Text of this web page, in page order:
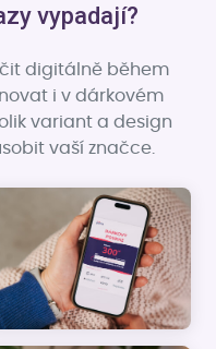
vypadají?
digitálně během
i v dárkovém
variant a design
vaší značce.